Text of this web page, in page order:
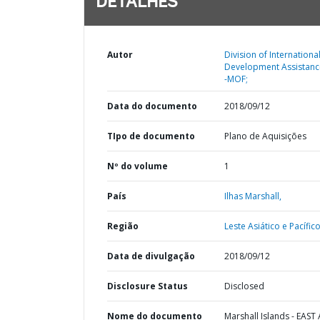
Autor
Division of International
Development
-MOF;
Data do documento 2018/09/12
TIpo de documento Plano de Aquisições
Nº do volume 1
País Ilhas Marshall,
Região Leste Asiático e
Data de divulgação 2018/09/12
Disclosure Status Disclosed
Nome do documento
Marshall Islands - EAST